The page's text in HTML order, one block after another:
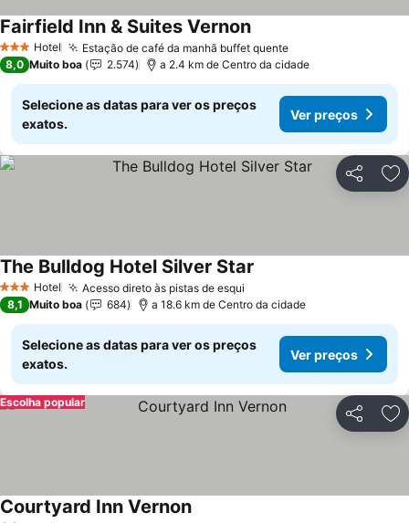
3 EstrelasHotel Estação de café da manhã buffet quente
Fairfield Inn & Suites Vernon
8,0 Muito boa 2.574 a 2.4 km de Centro da cidade
Selecione as datas para ver os preços
exatos.
Ver preços
Partilhar
3 EstrelasHotel Acesso direto às pistas de esqui
The Bulldog Hotel Silver Star
8,1 Muito boa 684 a 18.6 km de Centro da cidade
Selecione as datas para ver os preços
exatos.
Ver preços
Partilhar
Escolha popular
Courtyard Inn Vernon